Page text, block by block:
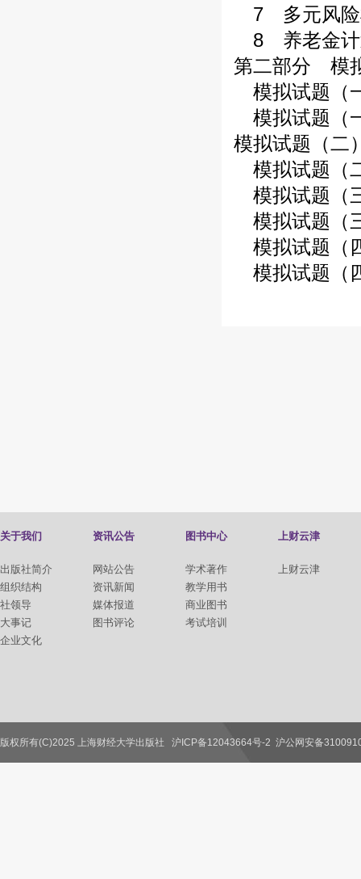
7 多元风险
8 养老金计
第二部分 模
模拟试题（
模拟试题（
模拟试题（二
模拟试题（
模拟试题（
模拟试题（
模拟试题（
模拟试题（
关于我们
出版社简介
组织结构
社领导
大事记
企业文化
资讯公告
网站公告
资讯新闻
媒体报道
图书评论
图书中心
学术著作
教学用书
商业图书
考试培训
上财云津
上财云津
联系我们
版权所有(C)2025 上海财经大学出版社 沪ICP备12043664号-2 沪公网安备